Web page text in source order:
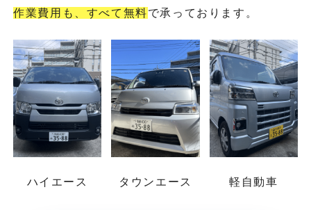
作業費用も、すべて無料で承っております。
ハイエース タウンエース 軽自動車